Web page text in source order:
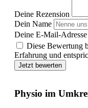
Deine Rezension
Dein Name
Deine E-Mail-Adresse
Diese Bewertung
Erfahrung und
Jetzt bewerten
Physio im